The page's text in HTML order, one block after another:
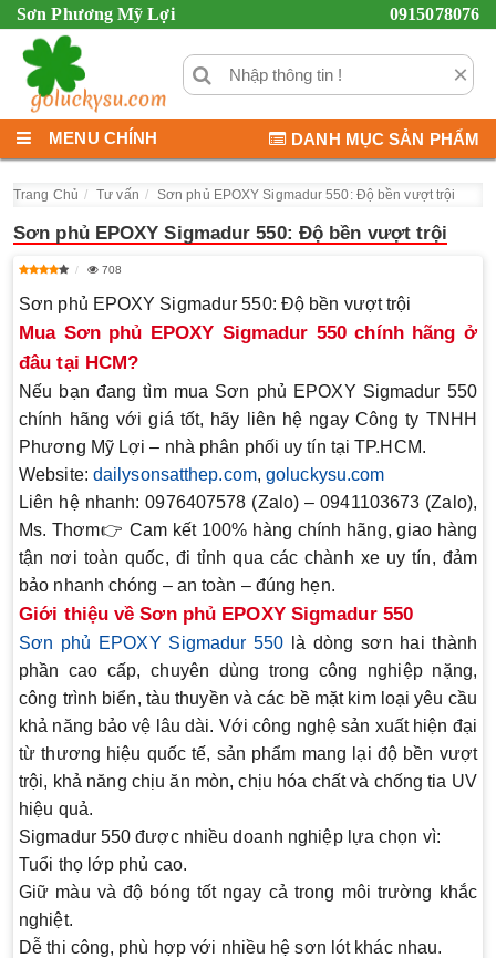
Sơn Phương Mỹ Lợi 0915078076
×
MENU CHÍNH DANH MỤC SẢN PHẨM
Trang Chủ Tư vấn Sơn phủ EPOXY Sigmadur 550: Độ bền vượt trội
Sơn phủ EPOXY Sigmadur 550: Độ bền vượt trội
708
Sơn phủ EPOXY Sigmadur 550: Độ bền vượt trội
Mua Sơn phủ EPOXY Sigmadur 550 chính hãng ở
đâu tại HCM?
Nếu bạn đang tìm mua Sơn phủ EPOXY Sigmadur 550
chính hãng với giá tốt, hãy liên hệ ngay Công ty TNHH
Phương Mỹ Lợi – nhà phân phối uy tín tại TP.HCM.
Website: dailysonsatthep.com,goluckysu.com
Liên hệ nhanh:0976407578 (Zalo) – 0941103673 (Zalo),
Ms. Thơm👉 Cam kết 100% hàng chính hãng, giao hàng
tận nơi toàn quốc, đi tỉnh qua các chành xe uy tín, đảm
bảo nhanh chóng – an toàn – đúng hẹn.
Giới thiệu về Sơn phủ EPOXY Sigmadur 550
Sơn phủ EPOXY Sigmadur 550 là dòng sơn hai thành
phần cao cấp, chuyên dùng trong công nghiệp nặng,
công trình biển, tàu thuyền và các bề mặt kim loại yêu cầu
khả năng bảo vệ lâu dài. Với công nghệ sản xuất hiện đại
từ thương hiệu quốc tế, sản phẩm mang lại độ bền vượt
trội, khả năng chịu ăn mòn, chịu hóa chất và chống tia UV
hiệu quả.
Sigmadur 550 được nhiều doanh nghiệp lựa chọn vì:
Tuổi thọ lớp phủ cao.
Giữ màu và độ bóng tốt ngay cả trong môi trường khắc
nghiệt.
Dễ thi công, phù hợp với nhiều hệ sơn lót khác nhau.